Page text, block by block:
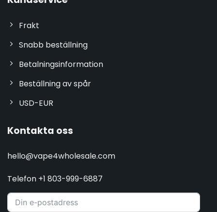
Frakt
Snabb beställning
Betalningsinformation
Beställning av spår
USD-EUR
Kontakta oss
hello@vape4wholesale.com
Telefon +1 803-999-6887